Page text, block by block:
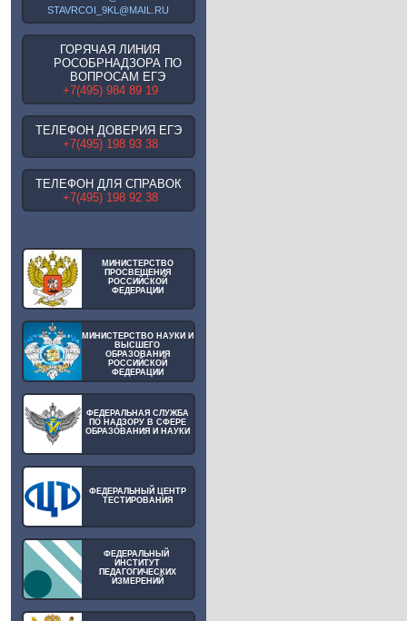
STAVRCOI_9KL@MAIL.RU
ГОРЯЧАЯ ЛИНИЯ
РОСОБРНАДЗОРА ПО
ВОПРОСАМ ЕГЭ
+7(495) 984 89 19
ТЕЛЕФОН ДОВЕРИЯ ЕГЭ
+7(495) 198 93 38
ТЕЛЕФОН ДЛЯ СПРАВОК
+7(495) 198 92 38
МИНИСТЕРСТВО
ПРОСВЕЩЕНИЯ
РОССИЙСКОЙ
ФЕДЕРАЦИИ
МИНИСТЕРСТВО НАУКИ И
ВЫСШЕГО
ОБРАЗОВАНИЯ
РОССИЙСКОЙ
ФЕДЕРАЦИИ
ФЕДЕРАЛЬНАЯ СЛУЖБА
ПО НАДЗОРУ В СФЕРЕ
ОБРАЗОВАНИЯ И НАУКИ
ФЕДЕРАЛЬНЫЙ ЦЕНТР
ТЕСТИРОВАНИЯ
ФЕДЕРАЛЬНЫЙ
ИНСТИТУТ
ПЕДАГОГИЧЕСКИХ
ИЗМЕРЕНИЙ